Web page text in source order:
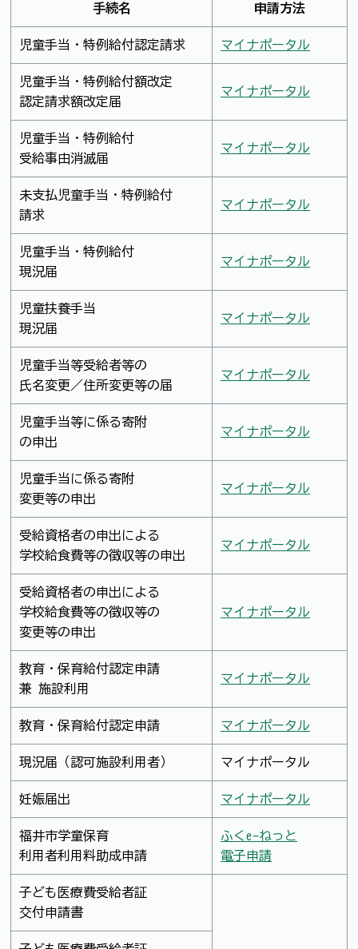
手続名 申請方法
児童手当・特例給付認定請求 マイナポータル
児童手当・特例給付額改定
認定請求額改定届
マイナポータル
児童手当・特例給付
受給事由消滅届
マイナポータル
未支払児童手当・特例給付
請求
マイナポータル
児童手当・特例給付
現況届
マイナポータル
児童扶養手当
現況届
マイナポータル
児童手当等受給者等の
氏名変更／住所変更等の届
マイナポータル
児童手当等に係る寄附
の申出
マイナポータル
児童手当に係る寄附
変更等の申出
マイナポータル
受給資格者の申出による
学校給食費等の徴収等の申出
マイナポータル
受給資格者の申出による
学校給食費等の徴収等の
変更等の申出
マイナポータル
教育・保育給付認定申請
兼 施設利用
マイナポータル
教育・保育給付認定申請 マイナポータル
現況届（認可施設利用者） マイナポータル
妊娠届出 マイナポータル
福井市学童保育
利用者利用料助成申請
ふくe-ねっと
電子申請
子ども医療費受給者証
交付申請書